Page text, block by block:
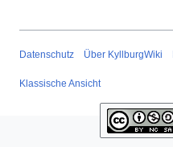
Datenschutz Über KyllburgWiki
Klassische Ansicht